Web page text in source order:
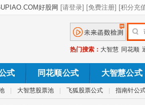
热门搜索： 大智慧 同花顺
式 同花顺公式 大智慧公式
大智慧股票池 飞狐股票公式 指南针公